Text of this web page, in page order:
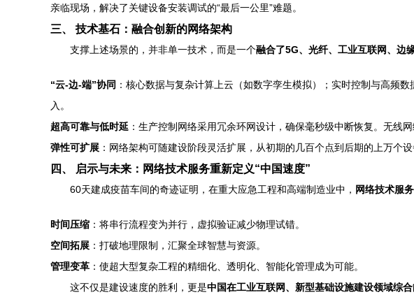
亲临现场，解决了关键设备安装调试的“最后一公里”难题。
三、 技术基石：融合创新的网络架构
支撑上述场景的，并非单一技术，而是一个融合了5G、光纤、工业互联网、边
“云-边-端”协同 ：核心数据与复杂计算上云（如数字孪生模拟）；实时控制与高频
入。
超高可靠与低时延 ：生产控制网络采用冗余环网设计，确保毫秒级中断恢复。无线
弹性可扩展 ：网络架构可随建设阶段灵活扩展，从初期的几百个点到后期的上万个设
四、 启示与未来：网络技术服务重新定义“中国速度”
60天建成疫苗车间的奇迹证明，在重大应急工程和高端制造业中， 网络技术服
时间压缩 ：将串行流程变为并行，虚拟验证减少物理试错。
空间拓展 ：打破地理限制，汇聚全球智慧与资源。
管理变革 ：使超大型复杂工程的精细化、透明化、智能化管理成为可能。
这不仅是建设速度的胜利，更是中国在工业互联网、新型基础设施建设领域综